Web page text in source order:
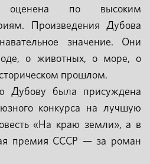
оценена по высоким
Произведения Дубова
значение. Они
о животных, о море, о
прошлом.
Дубову была присуждена
конкурса на лучшую
«На краю земли», а в
премия СССР — за роман